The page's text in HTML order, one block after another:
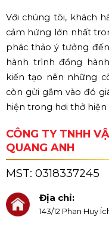
Với chúng tôi, khách
cảm hứng lớn nhất
phác thảo ý tưởng
hành trình đồng
kiến tạo nên những
còn gửi gắm vào đó
hiện trong hơi thở hiện
CÔNG TY TNHH
QUANG ANH
MST: 0318337245
Địa chỉ:
143/12 Phan Huy